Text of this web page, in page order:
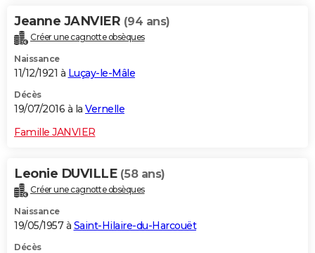
Jeanne JANVIER (94 ans)
Créer une cagnotte obsèques
Naissance
11/12/1921 à Luçay-le-Mâle
Décès
19/07/2016 à la Vernelle
Famille JANVIER
Leonie DUVILLE (58 ans)
Créer une cagnotte obsèques
Naissance
19/05/1957 à Saint-Hilaire-du-Harcouët
Décès